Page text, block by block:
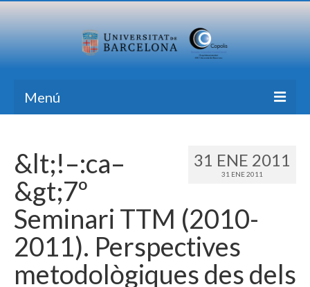
Menú
Investigación
Formación
Transferencia
Publicaciones
Todas las Noticias
31 ENE 2011
31 ENE 2011
&lt;!–:ca–
&gt;7º
Seminari TTM (2010-
2011). Perspectives
metodològiques des dels